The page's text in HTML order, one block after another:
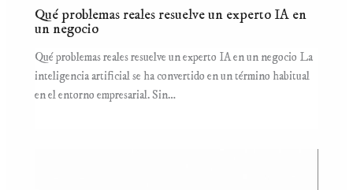
Qué problemas reales resuelve un experto IA en
un negocio
Qué problemas reales resuelve un experto IA en un negocio La
inteligencia artificial se ha convertido en un término habitual
en el entorno empresarial. Sin…